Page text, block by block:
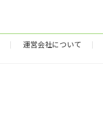
運営会社について